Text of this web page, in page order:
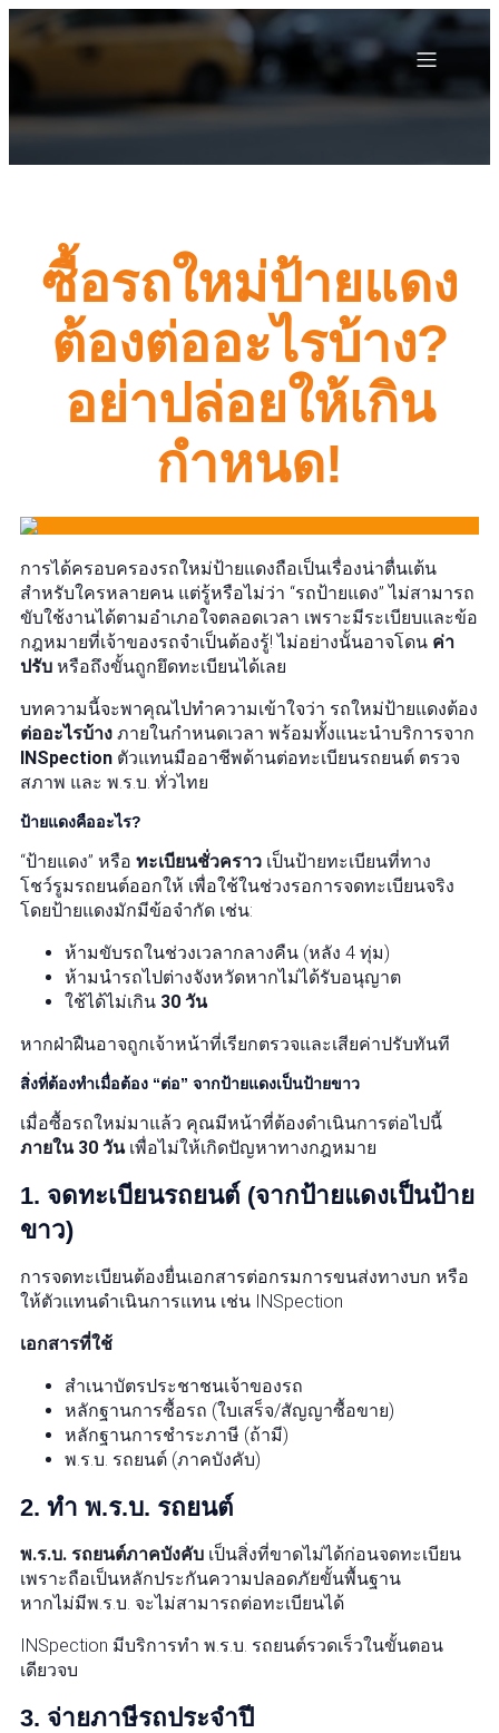
ซื้อรถใหม่ป้ายแดง
ต้องต่ออะไรบ้าง?
อย่าปล่อยให้เกิน
กำหนด!
การได้ครอบครองรถใหม่ป้ายแดงถือเป็นเรื่องน่าตื่นเต้น
สำหรับใครหลายคน แต่รู้หรือไม่ว่า “รถป้ายแดง” ไม่สามารถ
ขับใช้งานได้ตามอำเภอใจตลอดเวลา เพราะมีระเบียบและข้อ
กฎหมายที่เจ้าของรถจำเป็นต้องรู้! ไม่อย่างนั้นอาจโดน ค่า
ปรับ หรือถึงขั้นถูกยึดทะเบียนได้เลย
บทความนี้จะพาคุณไปทำความเข้าใจว่า รถใหม่ป้ายแดงต้อง
ต่ออะไรบ้าง ภายในกำหนดเวลา พร้อมทั้งแนะนำบริการจาก
INSpection ตัวแทนมืออาชีพด้านต่อทะเบียนรถยนต์ ตรวจ
สภาพ และ พ.ร.บ. ทั่วไทย
ป้ายแดงคืออะไร?
“ป้ายแดง” หรือ ทะเบียนชั่วคราว เป็นป้ายทะเบียนที่ทาง
โชว์รูมรถยนต์ออกให้ เพื่อใช้ในช่วงรอการจดทะเบียนจริง
โดยป้ายแดงมักมีข้อจำกัด เช่น:
ห้ามขับรถในช่วงเวลากลางคืน (หลัง 4 ทุ่ม)
ห้ามนำรถไปต่างจังหวัดหากไม่ได้รับอนุญาต
ใช้ได้ไม่เกิน 30 วัน
หากฝ่าฝืนอาจถูกเจ้าหน้าที่เรียกตรวจและเสียค่าปรับทันที
สิ่งที่ต้องทำเมื่อต้อง “ต่อ” จากป้ายแดงเป็นป้ายขาว
เมื่อซื้อรถใหม่มาแล้ว คุณมีหน้าที่ต้องดำเนินการต่อไปนี้
ภายใน 30 วันเพื่อไม่ให้เกิดปัญหาทางกฎหมาย
1. จดทะเบียนรถยนต์ (จากป้ายแดงเป็นป้าย
ขาว)
การจดทะเบียนต้องยื่นเอกสารต่อกรมการขนส่งทางบก หรือ
ให้ตัวแทนดำเนินการแทน เช่น INSpection
เอกสารที่ใช้
สำเนาบัตรประชาชนเจ้าของรถ
หลักฐานการซื้อรถ (ใบเสร็จ/สัญญาซื้อขาย)
หลักฐานการชำระภาษี (ถ้ามี)
พ.ร.บ. รถยนต์ (ภาคบังคับ)
2. ทำ พ.ร.บ. รถยนต์
พ.ร.บ. รถยนต์ภาคบังคับ เป็นสิ่งที่ขาดไม่ได้ก่อนจดทะเบียน
เพราะถือเป็นหลักประกันความปลอดภัยขั้นพื้นฐาน
หากไม่มีพ.ร.บ. จะไม่สามารถต่อทะเบียนได้
INSpection มีบริการทำ พ.ร.บ. รถยนต์รวดเร็วในขั้นตอน
เดียวจบ
3. จ่ายภาษีรถประจำปี